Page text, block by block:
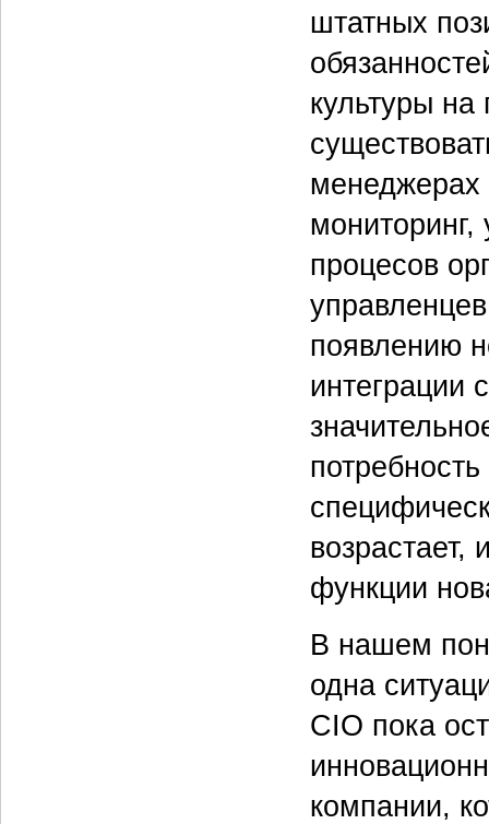
штатных
культуры
менеджерах
процесов
появлению
интеграции
функции
В нашем
одна
CIO пока
компании,